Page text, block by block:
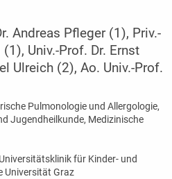
Andreas Pfleger (1), Priv.-
Univ.-Prof. Dr. Ernst
Ulreich (2), Ao. Univ.-Prof.
Pulmonologie und Allergologie,
Jugendheilkunde, Medizinische
für Kinder- und
Universität Graz